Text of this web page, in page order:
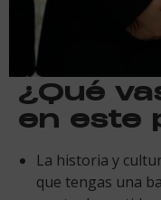
¿Qué
en este
La historia y
que tengas una